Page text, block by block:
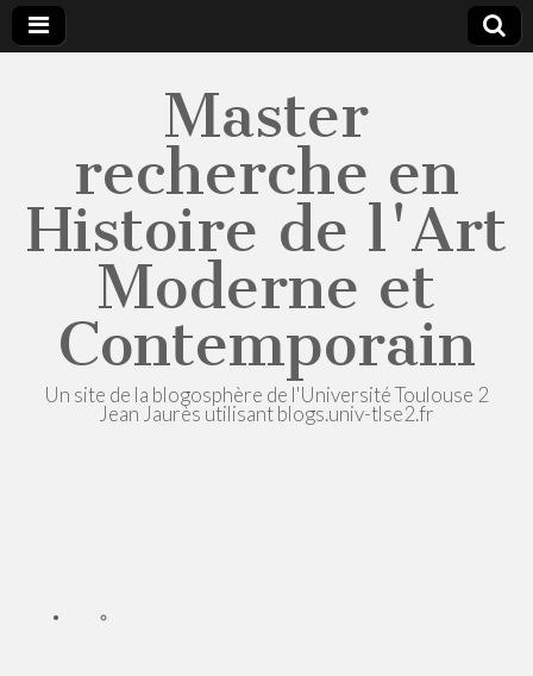
Master
recherche en
Histoire de l'Art
Moderne et
Contemporain
Un site de la blogosphère de l'Université Toulouse 2
Jean Jaurès utilisant blogs.univ-tlse2.fr